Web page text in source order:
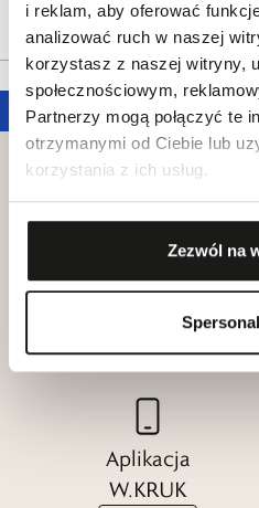
i reklam, aby oferować
analizować ruch w naszej
korzystasz z naszej witryny,
społecznościowym,
Partnerzy mogą połączyć te
otrzymanymi od Ciebie lub
korzystania z ich usług.
Zezwól na
Tagi
Klub dla
Przyjaciół
W.KRUK
Dołącz
Aplikacja
W.KRUK